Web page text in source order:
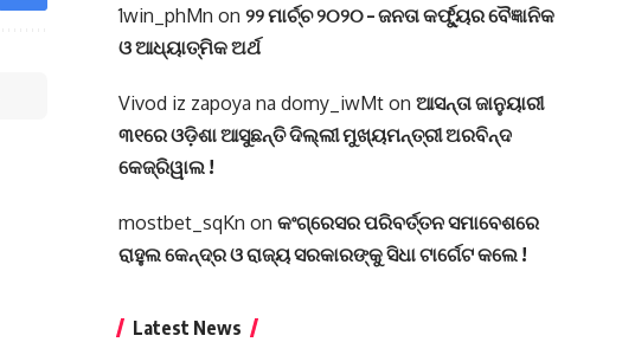
1win_phMn on ୨୨ ମାର୍ଚ୍ଚ ୨୦୨୦ – ଜନତା କର୍ଫ୍ୟୁର ବୈଜ୍ଞାନିକ
ଓ ଆଧ୍ୟାତ୍ମିକ ଅର୍ଥ
Vivod iz zapoya na domy_iwMton ଆସନ୍ତା ଜାନୁୟାରୀ
୩୧ରେ ଓଡ଼ିଶା ଆସୁଛନ୍ତି ଦିଲ୍ଲୀ ମୁଖ୍ୟମନ୍ତ୍ରୀ ଅରବିନ୍ଦ
କେଜ୍ରିୱାଲ !
mostbet_sqKn on କଂଗ୍ରେସର ପରିବର୍ତ୍ତନ ସମାବେଶରେ
ରାହୁଲ କେନ୍ଦ୍ର ଓ ରାଜ୍ୟ ସରକାରଙ୍କୁ ସିଧା ଟାର୍ଗେଟ କଲେ !
Latest News